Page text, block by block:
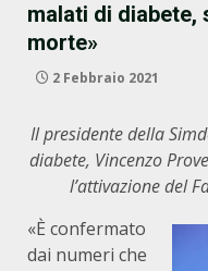
malati di diabete,
morte»
2 Febbraio 2021
Il presidente della
diabete, Vincenzo
l’attivazione del
«È confermato
dai numeri che